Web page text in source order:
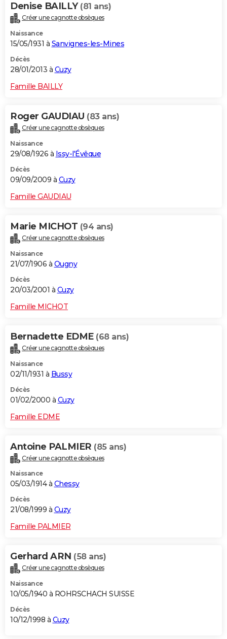
Denise BAILLY (81 ans)
Créer une cagnotte obsèques
Naissance
15/05/1931 à Sanvignes-les-Mines
Décès
28/01/2013 à Cuzy
Famille BAILLY
Roger GAUDIAU (83 ans)
Créer une cagnotte obsèques
Naissance
29/08/1926 à Issy-l'Évêque
Décès
09/09/2009 à Cuzy
Famille GAUDIAU
Marie MICHOT (94 ans)
Créer une cagnotte obsèques
Naissance
21/07/1906 à Ougny
Décès
20/03/2001 à Cuzy
Famille MICHOT
Bernadette EDME (68 ans)
Créer une cagnotte obsèques
Naissance
02/11/1931 à Bussy
Décès
01/02/2000 à Cuzy
Famille EDME
Antoine PALMIER (85 ans)
Créer une cagnotte obsèques
Naissance
05/03/1914 à Chessy
Décès
21/08/1999 à Cuzy
Famille PALMIER
Gerhard ARN (58 ans)
Créer une cagnotte obsèques
Naissance
10/05/1940 à ROHRSCHACH SUISSE
Décès
10/12/1998 à Cuzy